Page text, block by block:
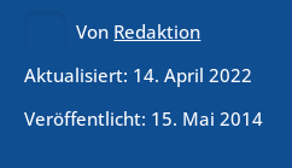
Von Redaktion
Aktualisiert: 14. April 2022
Veröffentlicht: 15. Mai 2014